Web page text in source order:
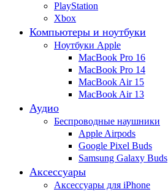
PlayStation
Xbox
Компьютеры и ноутбуки
Ноутбуки Apple
MacBook Pro 16
MacBook Pro 14
MacBook Air 15
MacBook Air 13
Аудио
Беспроводные наушники
Apple Airpods
Google Pixel Buds
Samsung Galaxy Buds
Аксессуары
Аксессуары для iPhone